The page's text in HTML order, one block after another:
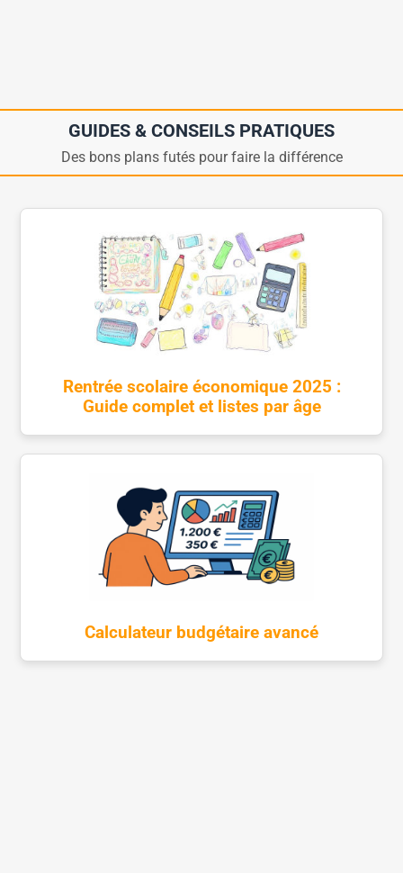
GUIDES & CONSEILS PRATIQUES
Des bons plans futés pour faire la différence
Rentrée scolaire économique 2025 :
Guide complet et listes par âge
Calculateur budgétaire avancé